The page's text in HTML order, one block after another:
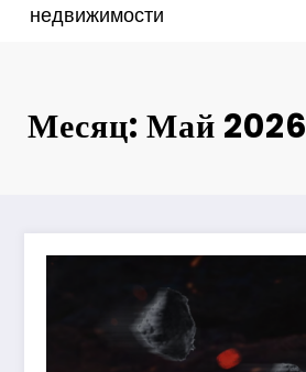
недвижимости
Месяц: Май 2026